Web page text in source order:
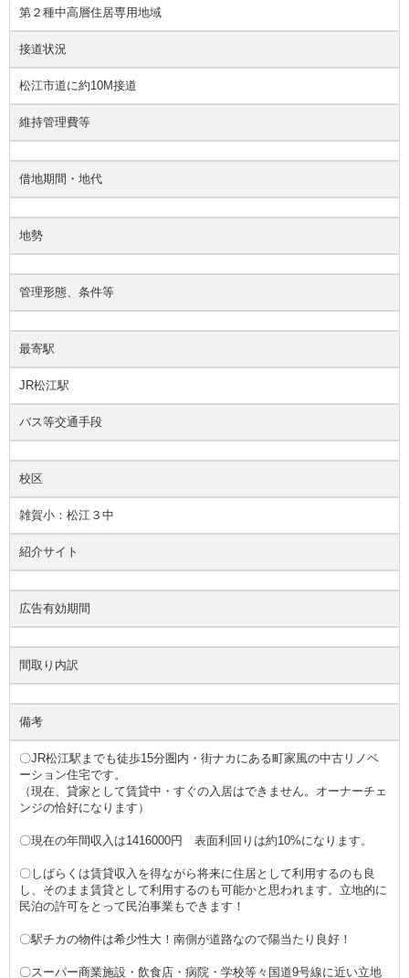
第２種中高層住居専用地域
接道状況
松江市道に約10M接道
維持管理費等
借地期間・地代
地勢
管理形態、条件等
最寄駅
JR松江駅
バス等交通手段
校区
雑賀小：松江３中
紹介サイト
広告有効期間
間取り内訳
備考
〇JR松江駅までも徒歩15分圏内・街ナカにある町家風の中古リノベ
ーション住宅です。
（現在、貸家として賃貸中・すぐの入居はできません。オーナーチェ
ンジの恰好になります）
〇現在の年間収入は1416000円 表面利回りは約10%になります。
〇しばらくは賃貸収入を得ながら将来に住居として利用するのも良
し、そのまま賃貸として利用するのも可能かと思われます。立地的に
民泊の許可をとって民泊事業もできます！
〇駅チカの物件は希少性大！南側が道路なので陽当たり良好！
〇スーパー商業施設・飲食店・病院・学校等々国道9号線に近い立地